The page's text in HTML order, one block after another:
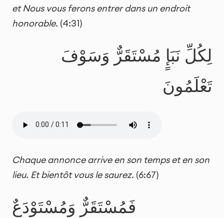
et Nous vous ferons entrer dans un endroit
honorable. (4:31)
لِكُلِّ نَبَإٍ مُسْتَقَرٌّ وَسَوْفَ
تَعْلَمُونَ
Chaque annonce arrive en son temps et en son
lieu. Et bientôt vous le saurez. (6:67)
فَمُسْتَقَرٌّ وَمُسْتَوْدَعٌ